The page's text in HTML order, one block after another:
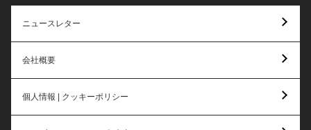
ニュースレター
会社概要
個人情報 | クッキーポリシー